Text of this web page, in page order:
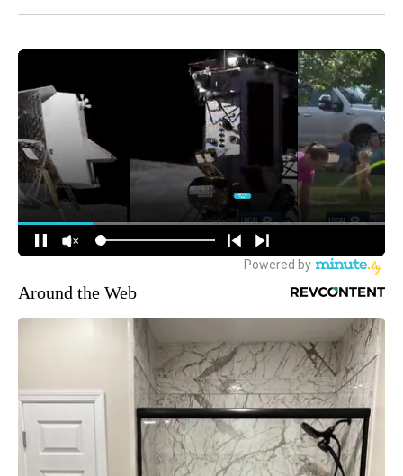
Around the Web